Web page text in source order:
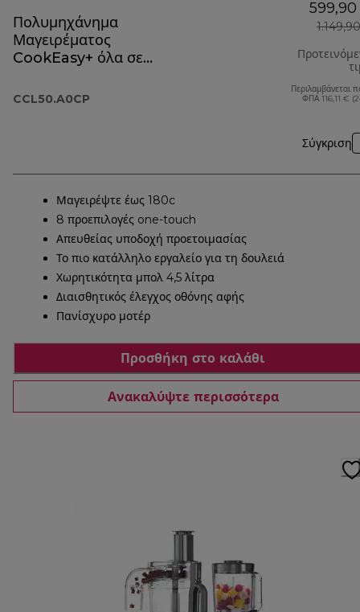
Πολυμηχάνημα
Μαγειρέματος
CookEasy+ όλα σε
CCL50.A0CP
Περιλαμβάνεται
ΦΠΑ 116,11 €
Σύγκριση
Μαγειρέψτε έως 180c
8 προεπιλογές one-touch
Απευθείας υποδοχή προετοιμασίας
Το πιο κατάλληλο εργαλείο για τη δουλειά
Χωρητικότητα μπολ 4,5 λίτρα
Διαισθητικός έλεγχος οθόνης αφής
Πανίσχυρο μοτέρ
Προσθήκη στο καλάθι
Ανακαλύψτε περισσότερα